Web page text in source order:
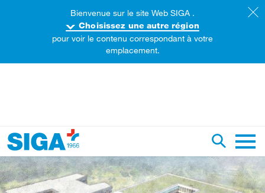
sur ce site web
Bienvenue sur le site Web SIGA .
Choisissez une autre région
pour voir le contenu correspondant à votre
emplacement.